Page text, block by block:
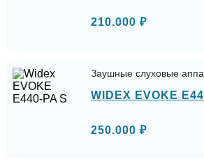
210.000 ₽
Заушные слуховые
WIDEX EVOKE
250.000 ₽